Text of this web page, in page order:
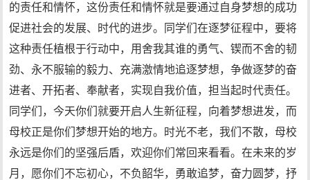
的责任和情怀，这份责任和情怀就是要通过自身梦想的成功
促进社会的发展、时代的进步。同学们在逐梦征程中，要将
这种责任植根于行动中，用舍我其谁的勇气、锲而不舍的韧
劲、永不服输的毅力、充满激情地追逐梦想，争做逐梦的奋
进者、开拓者、奉献者，实现自我价值，担当起时代责任。
同学们，今天你们就要开启人生新征程，向着梦想进发，而
母校正是你们梦想开始的地方。时光不老，我们不散，母校
永远是你们的坚强后盾，欢迎你们常回来看看。在未来的岁
月，愿你们不忘初心，不负韶华，勇敢追梦，奋力圆梦，抒